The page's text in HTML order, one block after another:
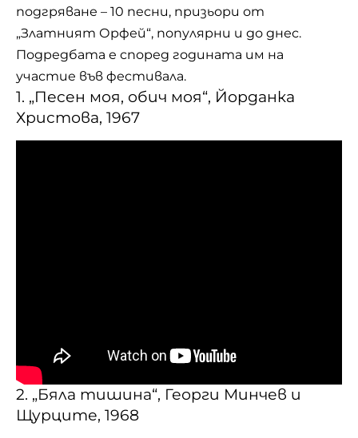
подгряване – 10 песни, призьори от
„Златният Орфей“, популярни и до днес.
Подредбата е според годината им на
участие във фестивала.
1. „Песен моя, обич моя“, Йорданка
Христова, 1967
2. „Бяла тишина“, Георги Минчев и
Щурците, 1968